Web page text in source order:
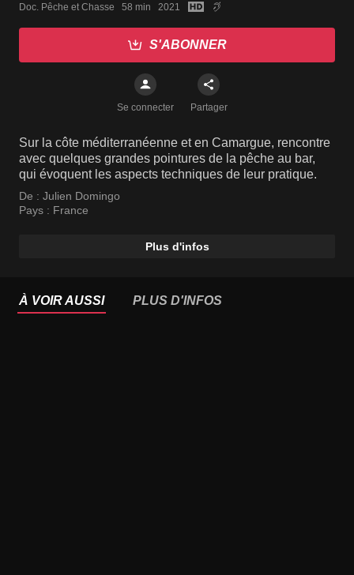
Doc. Pêche et Chasse   58 min   2021
S'ABONNER
Se connecter Partager
Sur la côte méditerranéenne et en Camargue, rencontre
avec quelques grandes pointures de la pêche au bar,
qui évoquent les aspects techniques de leur pratique.
De : Julien Domingo
Pays : France
Plus d'infos
À VOIR AUSSI PLUS D'INFOS